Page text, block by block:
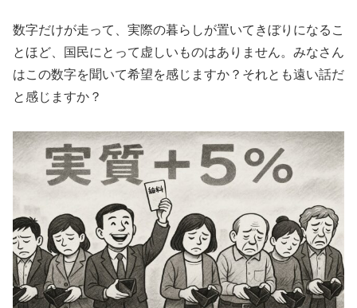
数字だけが走って、実際の暮らしが置いてきぼりになるこ
とほど、国民にとって虚しいものはありません。みなさん
はこの数字を聞いて希望を感じますか？それとも遠い話だ
と感じますか？